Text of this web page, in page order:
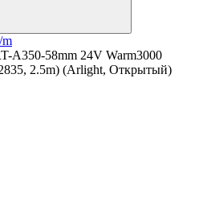
A350-58mm 24V Warm3000
2.5m) (Arlight, Открытый)